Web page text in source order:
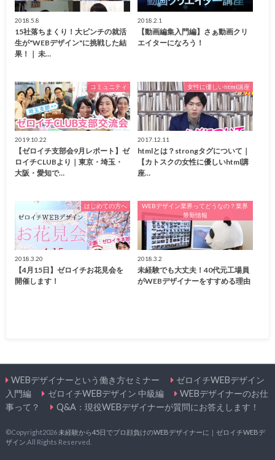
2018.5.8
15社落ちまくり！大ピンチの就活
生が"WEBデザイン"に挑戦した結
果！｜ 未…
2018.2.1
【動画編集入門編】さぁ動画クリ
エイターになろう！
コミュニティ
2019.10.22
【ゼロイチ支部会9月レポート】ゼ
ロイチCLUBより｜東京・埼玉・
大阪・愛知で…
女性に優しいhtml講座
2017.12.11
htmlとは？strongタグについて｜
【カトスクの女性に優しいhtml講
座…
はじめての方へ
2018.3.20
【4月15日】ゼロイチお花見会を
開催します！
WEBデザイン業界ってどうなの？業界
最新情報
2018.3.2
未経験でも大丈夫！40代元工場員
がWEBデザイナーをすすめる理由
WEBデザイナーという働き方セミナー
ゼロイチWEBデザイン
入門編
ゼロイチWEBデザイン 中級編
WEBデザイナーのお仕
事って？
Q&A：現役WEBデザイナーが質問にお答えします！
©Copyright2026 未経験から45日でプロ顔負けのWEBデザイナーに｜ゼロイチWEBデ
ザイン .All Rights Reserved.